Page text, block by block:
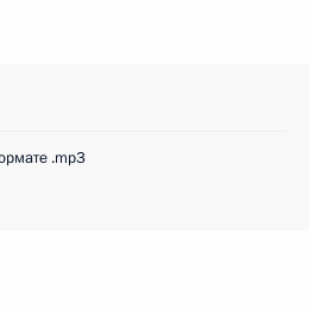
.mp3